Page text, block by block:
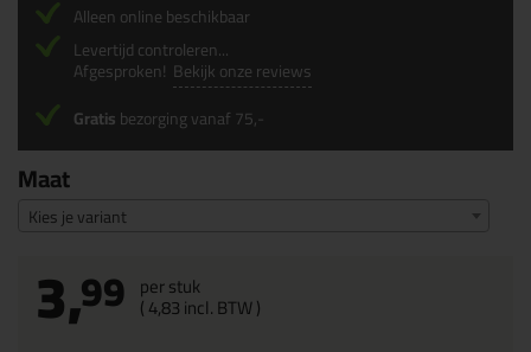
Maat
Kies je variant
3,99 per stuk
(4,83incl. BTW )
Alleen online beschikbaar
Levertijd controleren...
Afgesproken! Bekijk onze reviews
Gratisbezorging vanaf 75,-